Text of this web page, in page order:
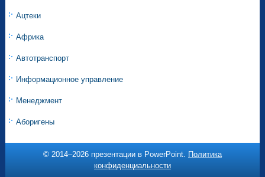
Ацтеки
Африка
Автотранспорт
Информационное управление
Менеджмент
Аборигены
© 2014–2026 презентации в PowerPoint.
Политика
конфиденциальности